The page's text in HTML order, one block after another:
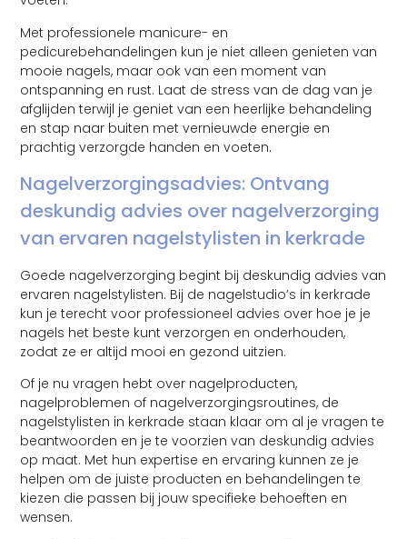
Met professionele manicure- en
pedicurebehandelingen kun je niet alleen genieten van
mooie nagels, maar ook van een moment van
ontspanning en rust. Laat de stress van de dag van je
afglijden terwijl je geniet van een heerlijke behandeling
en stap naar buiten met vernieuwde energie en
prachtig verzorgde handen en voeten.
Nagelverzorgingsadvies: Ontvang
deskundig advies over nagelverzorging
van ervaren nagelstylisten in kerkrade
Goede nagelverzorging begint bij deskundig advies van
ervaren nagelstylisten. Bij de nagelstudio’s in kerkrade
kun je terecht voor professioneel advies over hoe je je
nagels het beste kunt verzorgen en onderhouden,
zodat ze er altijd mooi en gezond uitzien.
Of je nu vragen hebt over nagelproducten,
nagelproblemen of nagelverzorgingsroutines, de
nagelstylisten in kerkrade staan klaar om al je vragen te
beantwoorden en je te voorzien van deskundig advies
op maat. Met hun expertise en ervaring kunnen ze je
helpen om de juiste producten en behandelingen te
kiezen die passen bij jouw specifieke behoeften en
wensen.